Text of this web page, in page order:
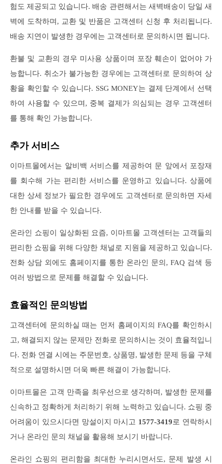
험도 제공되고 있습니다. 배송 관련해서는 새벽배송이 당일 새
벽에 도착하며, 교환 및 반품은 고객센터 신청 후 처리됩니다.
배송 지연이 발생한 경우에는 고객센터로 문의하시면 됩니다.
환불 및 교환의 경우 미사용 상품이며 포장 훼손이 없어야 가
능합니다. 취소가 불가능한 경우에는 고객센터로 문의하여 상
황을 확인할 수 있습니다. SSG MONEY는 결제 단계에서 선택
하여 사용할 수 있으며, 중복 결제가 의심되는 경우 고객센터
를 통해 확인 가능합니다.
추가 서비스
이마트몰에서는 알비백 서비스를 제공하여 문 앞에서 포장재
를 회수해 가는 편리한 서비스를 운영하고 있습니다. 상품에
대한 상세 정보가 필요한 경우에도 고객센터로 문의하면 자세
한 안내를 받을 수 있습니다.
온라인 쇼핑이 일상화된 요즘, 이마트몰 고객센터는 고객들의
편리한 쇼핑을 위해 다양한 채널로 지원을 제공하고 있습니다.
전화 상담 외에도 홈페이지를 통한 온라인 문의, FAQ 검색 등
여러 방법으로 문제를 해결할 수 있습니다.
효율적인 문의방법
고객센터에 문의하실 때는 먼저 홈페이지의 FAQ를 확인하시
고, 해결되지 않는 문제만 전화로 문의하시는 것이 효율적입니
다. 전화 연결 시에는 주문번호, 상품명, 발생한 문제 등을 구체
적으로 설명하시면 더욱 빠른 해결이 가능합니다.
이마트몰은 고객 만족을 최우선으로 생각하며, 발생한 문제를
신속하고 정확하게 처리하기 위해 노력하고 있습니다. 쇼핑 중
어려움이 있으시다면 망설이지 마시고 1577-3419로 연락하시
거나 온라인 문의 채널을 활용해 보시기 바랍니다.
온라인 쇼핑의 편리함을 최대한 누리시면서도, 문제 발생 시